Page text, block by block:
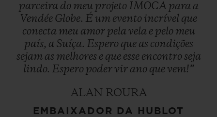
parceira do meu projeto IMOCA para a
Vendée Globe. É um evento incrível que
conecta meu amor pela vela e pelo meu
país, a Suíça. Espero que as condições
sejam as melhores e que esse encontro seja
lindo. Espero podervir ano quevem!”
ALAN ROURA
EMBAIXADOR DA HUBLOT